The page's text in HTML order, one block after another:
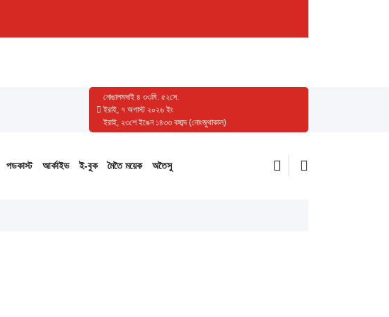
নোঙালমদাই ৪ ৩৩মি. ৫২সে.
ইরাই, ৭ অগাস্ট ২০২৬ ইং
ইরাই, ২৩শে ইঙেন ১৪৩৩ বঙ্গাব্দ (নোংজুথাকাল)
পডকাস্ট আর্কাইভ ই-বুক মৈতৈ ময়েক অতৈসু